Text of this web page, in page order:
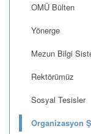
OMÜ Bülten
Yönerge
Mezun Bilgi
Rektörümüz
Sosyal Tesisler
Organizasyon